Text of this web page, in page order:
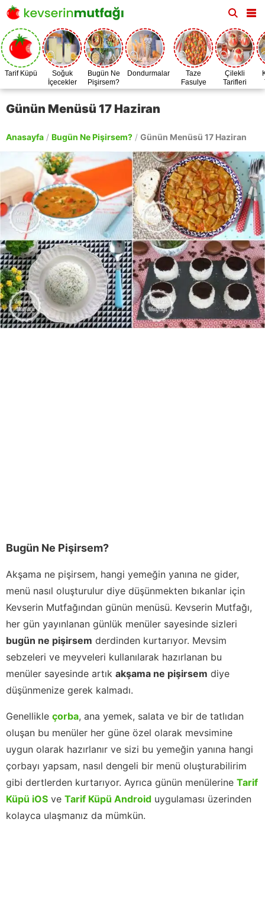
Tarif Küpü
Soğuk
İçecekler
Bugün Ne
Pişirsem?
Dondurmalar
Taze
Fasulye
Zamanı
Çilekli
Tarifleri
Günün Menüsü 17 Haziran
Anasayfa / Bugün Ne Pişirsem? / Günün Menüsü 17 Haziran
Bugün Ne Pişirsem?
Akşama ne pişirsem, hangi yemeğin yanına ne gider,
menü nasıl oluşturulur diye düşünmekten bıkanlar için
Kevserin Mutfağından günün menüsü. Kevserin Mutfağı,
her gün yayınlanan günlük menüler sayesinde sizleri
bugün ne pişirsem derdinden kurtarıyor. Mevsim
sebzeleri ve meyveleri kullanılarak hazırlanan bu
menüler sayesinde artık akşama ne pişirsem diye
düşünmenize gerek kalmadı.
Genellikle çorba, ana yemek, salata ve bir de tatlıdan
oluşan bu menüler her güne özel olarak mevsimine
uygun olarak hazırlanır ve sizi bu yemeğin yanına hangi
çorbayı yapsam, nasıl dengeli bir menü oluşturabilirim
gibi dertlerden kurtarıyor. Ayrıca günün menülerine Tarif
Küpü iOS ve Tarif Küpü Android uygulaması üzerinden
kolayca ulaşmanız da mümkün.